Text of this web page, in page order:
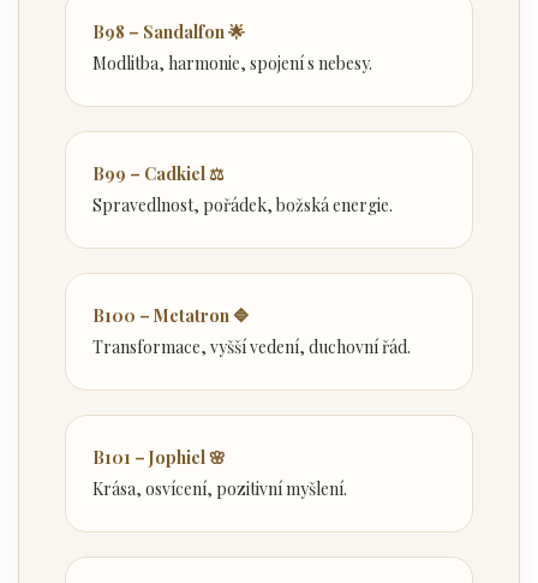
B98 – Sandalfon 🌟
Modlitba, harmonie, spojení s nebesy.
B99 – Cadkiel ⚖️
Spravedlnost, pořádek, božská energie.
B100 – Metatron 🔷
Transformace, vyšší vedení, duchovní řád.
B101 – Jophiel 🌸
Krása, osvícení, pozitivní myšlení.